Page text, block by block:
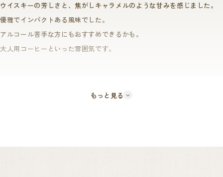
コーヒー発酵槽に小麦やソルガム(モロコシ)、トウモロコシなどの穀物
をベースに、少量のウイスキーを加え、発酵を促す10種の微生物などを
独自の割合で投入し、200時間掛けコーヒー豆が持つ固有のphとBrix値と
同等になるまで嫌気発酵させます。
着いた時間に飲みたい商品でございます。
ウイスキーの芳しさと、焦がしキャラメルのような甘みを感じました。
優雅でインパクトある風味でした。
アルコール苦手な方にもおすすめできるかも。
大人用コーヒーといった雰囲気です。
もっと見る